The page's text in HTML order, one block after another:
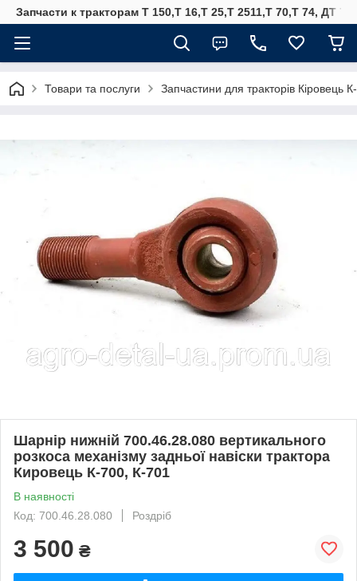
Запчасти к тракторам Т 150,Т 16,Т 25,Т 2511,Т 70,Т 74, ДТ
Товари та послуги Запчастини для тракторів Кіровець
Шарнір нижній 700.46.28.080 вертикального
розкоса механізму задньої навіски трактора
Кировець К-700, К-701
В наявності
Код: 700.46.28.080
Роздріб
3 500 ₴